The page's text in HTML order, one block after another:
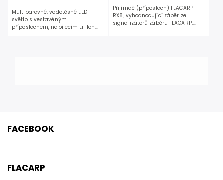
Multibarevné, vodotěsné LED
světlo s vestavěným
příposlechem, nabíjecím Li-Ion
Přijímač (příposlech) FLACARP
RX8, vyhodnocující záběr ze
signalizátorů záběru FLACARP,
FACEBOOK
FLACARP